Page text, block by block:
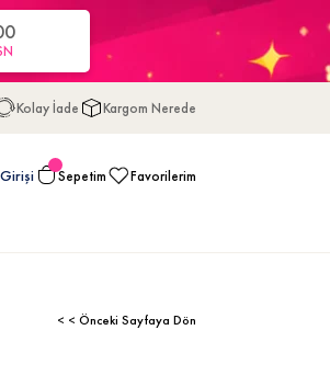
Kolay İade Kargom Nerede
Sepetim Favorilerim
< < Önceki Sayfaya Dön